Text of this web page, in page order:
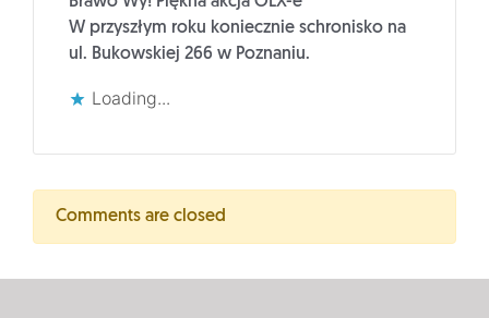
W przyszłym roku koniecznie schronisko na
ul. Bukowskiej 266 w Poznaniu.
Loading...
Comments are closed